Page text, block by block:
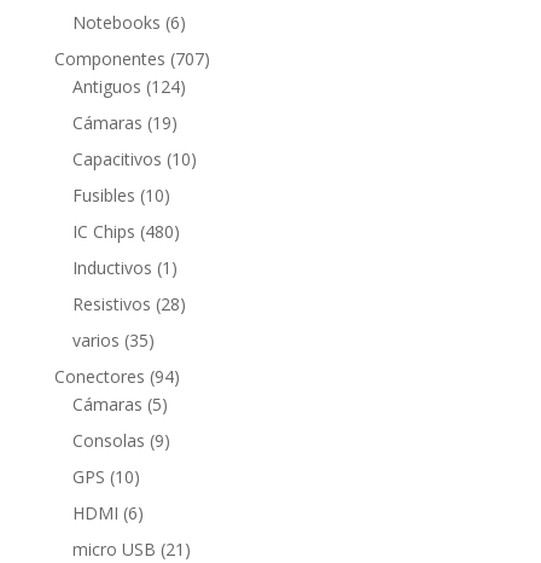
Notebooks 66
productos
Componentes 707707
Antiguos 124124
Cámaras 1919
productos
Capacitivos 1010
Fusibles 1010
productos
IC Chips 480480
productos
Inductivos 1 1
producto
Resistivos 2828
varios 3535
productos
Conectores 9494
Cámaras 55
productos
Consolas 99
GPS 1010
productos
HDMI 66
productos
micro USB 21 21